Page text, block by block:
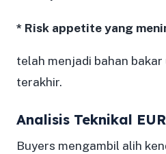
* Risk appetite yang
telah menjadi bahan
terakhir.
Analisis Teknikal
Buyers mengambil alih